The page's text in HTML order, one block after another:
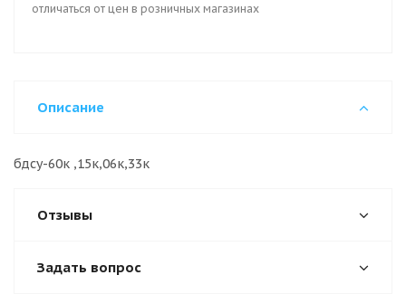
отличаться от цен в розничных магазинах
Описание
бдсу-60к ,15к,06к,33к
Отзывы
Задать вопрос